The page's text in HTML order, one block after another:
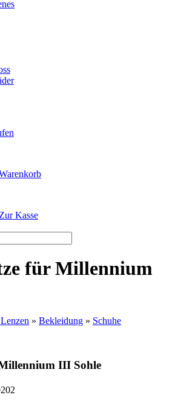
Zur Kasse
für Millennium
» Bekleidung » Schuhe
III Sohle